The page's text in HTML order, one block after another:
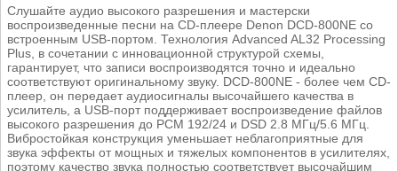
Слушайте аудио высокого разрешения и мастерски
воспроизведенные песни на CD-плеере Denon DCD-800NE со
встроенным USB-портом. Технология Advanced AL32 Processing
Plus, в сочетании с инновационной структурой схемы,
гарантирует, что записи воспроизводятся точно и идеально
соответствуют оригинальному звуку. DCD-800NE - более чем CD-
плеер, он передает аудиосигналы высочайшего качества в
усилитель, а USB-порт поддерживает воспроизведение файлов
высокого разрешения до PCM 192/24 и DSD 2.8 МГц/5.6 МГц.
Вибростойкая конструкция уменьшает неблагоприятные для
звука эффекты от мощных и тяжелых компонентов в усилителях,
поэтому качество звука полностью соответствует высочайшим